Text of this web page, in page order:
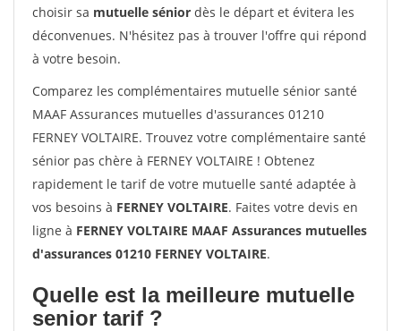
choisir sa mutuelle sénior dès le départ et évitera les
déconvenues. N'hésitez pas à trouver l'offre qui répond
à votre besoin.
Comparez les complémentaires mutuelle sénior santé
MAAF Assurances mutuelles d'assurances 01210
FERNEY VOLTAIRE. Trouvez votre complémentaire santé
sénior pas chère à FERNEY VOLTAIRE ! Obtenez
rapidement le tarif de votre mutuelle santé adaptée à
vos besoins à FERNEY VOLTAIRE. Faites votre devis en
ligne à FERNEY VOLTAIRE MAAF Assurances mutuelles
d'assurances 01210 FERNEY VOLTAIRE.
Quelle est la meilleure mutuelle
senior tarif ?